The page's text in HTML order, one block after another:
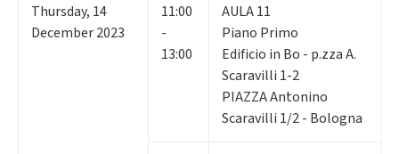
Thursday, 14
December 2023
11:00
-
13:00
AULA 11
Piano Primo
Edificio in Bo - p.zza A.
Scaravilli 1-2
PIAZZA Antonino
Scaravilli 1/2 - Bologna